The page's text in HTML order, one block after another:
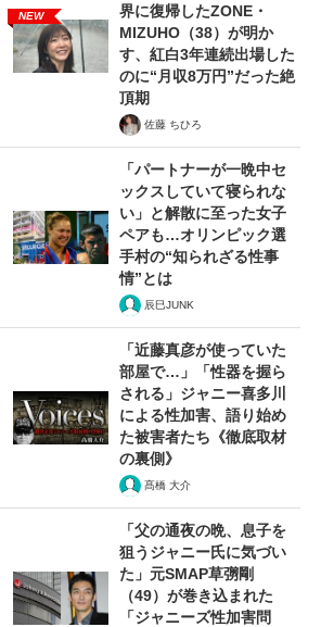
NEW
界に復帰したZONE・
MIZUHO（38）が明か
す、紅白3年連続出場した
のに“月収8万円”だった絶
頂期
佐藤 ちひろ
「パートナーが一晩中セ
ックスしていて寝られな
い」と解散に至った女子
ペアも…オリンピック選
手村の“知られざる性事
情”とは
辰巳JUNK
「近藤真彦が使っていた
部屋で…」「性器を握ら
される」ジャニー喜多川
による性加害、語り始め
た被害者たち《徹底取材
の裏側》
髙橋 大介
「父の通夜の晩、息子を
狙うジャニー氏に気づい
た」元SMAP草彅剛
（49）が巻き込まれた
「ジャニーズ性加害問